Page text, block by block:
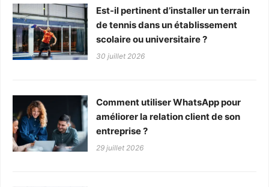
Est-il pertinent d’installer un terrain
de tennis dans un établissement
scolaire ou universitaire ?
30 juillet 2026
Comment utiliser WhatsApp pour
améliorer la relation client de son
entreprise ?
29 juillet 2026